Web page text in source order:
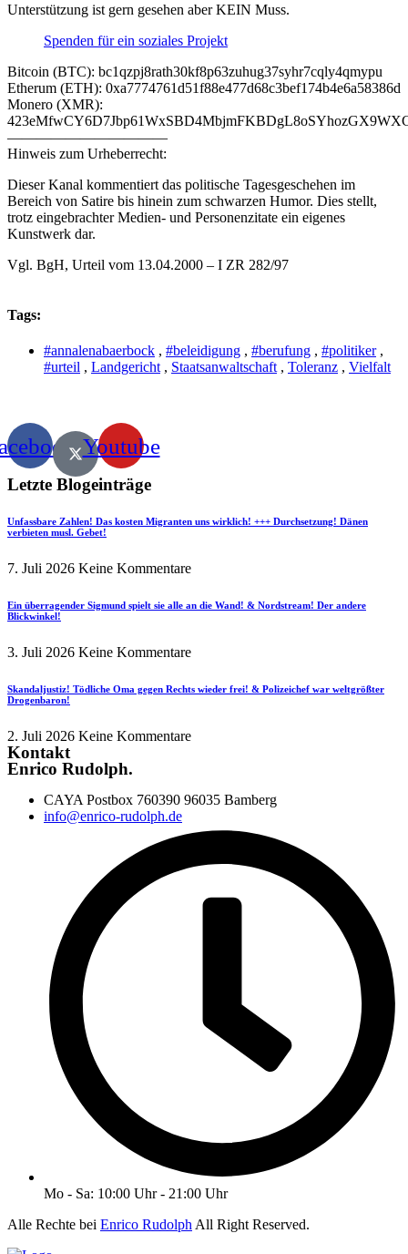
Unterstützung ist gern gesehen aber KEIN Muss.
Spenden für ein soziales Projekt
Bitcoin (BTC): bc1qzpj8rath30kf8p63zuhug37syhr7cqly4qmypu
Etherum (ETH): 0xa7774761d51f88e477d68c3bef174b4e6a58386d
Monero (XMR):
———————————
Hinweis zum Urheberrecht:
Dieser Kanal kommentiert das politische Tagesgeschehen im
Bereich von Satire bis hinein zum schwarzen Humor. Dies stellt,
trotz eingebrachter Medien- und Personenzitate ein eigenes
Kunstwerk dar.
Vgl. BgH, Urteil vom 13.04.2000 – I ZR 282/97
Tags:
#annalenabaerbock , #beleidigung , #berufung , #politiker,
#urteil , Landgericht , Staatsanwaltschaft , Toleranz , Vielfalt
Youtube
Letzte Blogeinträge
Unfassbare Zahlen! Das kosten Migranten uns wirklich! +++ Durchsetzung! Dänen
verbieten musl. Gebet!
7. Juli 2026 Keine Kommentare
Ein überragender Sigmund spielt sie alle an die Wand! & Nordstream! Der andere
Blickwinkel!
3. Juli 2026 Keine Kommentare
Skandaljustiz! Tödliche Oma gegen Rechts wieder frei! & Polizeichef war weltgrößter
Drogenbaron!
2. Juli 2026 Keine Kommentare
Kontakt
Enrico Rudolph.
CAYA Postbox 760390 96035 Bamberg
info@enrico-rudolph.de
Mo - Sa: 10:00 Uhr - 21:00 Uhr
Alle Rechte bei Enrico Rudolph All Right Reserved.